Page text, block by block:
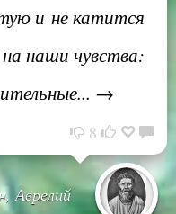
и не катится
на наши чувства:
→
8
Аврелий